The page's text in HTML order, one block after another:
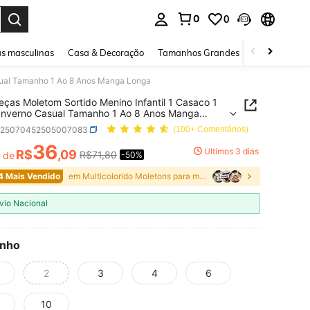
0 0
masculinas Casa & Decoração Tamanhos Grandes Joias e
Tamanho 1 Ao 8 Anos Manga Longa
Moletom Sortido Menino Infantil 1 Casaco 1
(100+ Comentários)
AND AVAILABILITY
deR$36,09 R$71,80 -50% Últimos 3 dias
Mais Vendido em Multicolorido Moletons para meninos
Nacional
2 3 4 6
10